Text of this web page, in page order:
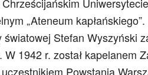
„Ateneum kapłańskiego”.
światowej Stefan Wyszyński
1942 r. został kapelanem
Powstania